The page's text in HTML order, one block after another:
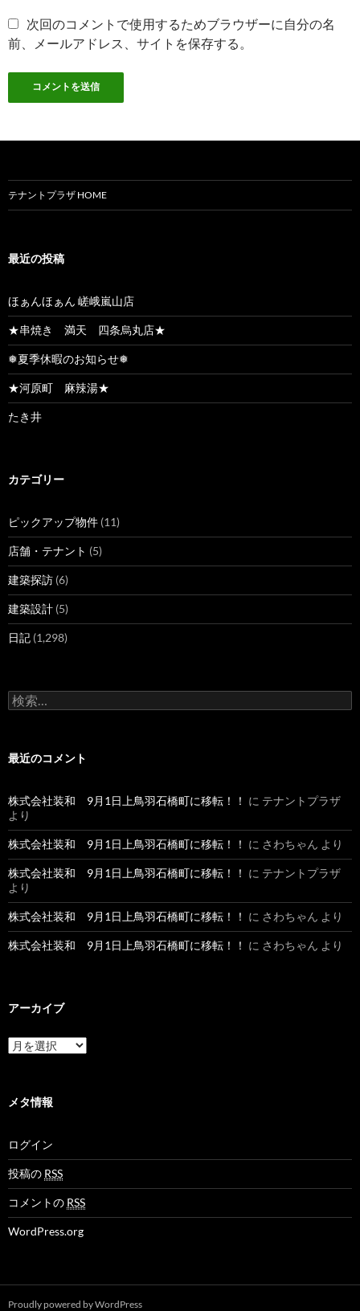
次回のコメントで使用するためブラウザーに自分の名
前、メールアドレス、サイトを保存する。
テナントプラザ HOME
最近の投稿
ほぁんほぁん 嵯峨嵐山店
★串焼き 満天 四条烏丸店★
❅夏季休暇のお知らせ❅
★河原町 麻辣湯★
たき井
カテゴリー
ピックアップ物件 (11)
店舗・テナント (5)
建築探訪 (6)
建築設計 (5)
日記 (1,298)
検
索
最近のコメント
株式会社装和 9月1日上鳥羽石橋町に移転！！ に テナントプラザ
より
株式会社装和 9月1日上鳥羽石橋町に移転！！ に さわちゃん より
株式会社装和 9月1日上鳥羽石橋町に移転！！ に テナントプラザ
より
株式会社装和 9月1日上鳥羽石橋町に移転！！ に さわちゃん より
株式会社装和 9月1日上鳥羽石橋町に移転！！ に さわちゃん より
アーカイブ
ア
ー
ブ
メタ情報
ログイン
投稿の RSS
コメントの RSS
WordPress.org
Proudly powered by WordPress